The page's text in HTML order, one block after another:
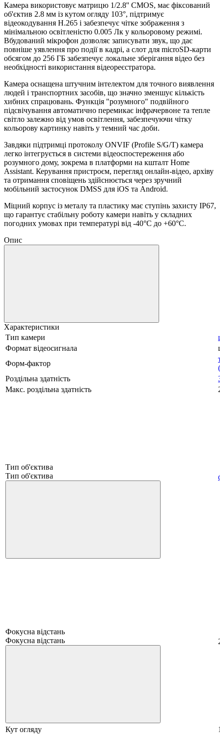
Камера використовує матрицю 1/2.8'' CMOS, має фіксований
об'єктив 2.8 мм із кутом огляду 103°, підтримує
відеокодування H.265 і забезпечує чітке зображення з
мінімальною освітленістю 0.005 Лк у кольоровому режимі.
Вбудований мікрофон дозволяє записувати звук, що дає
повніше уявлення про події в кадрі, а слот для microSD-карти
обсягом до 256 ГБ забезпечує локальне зберігання відео без
необхідності використання відеореєстратора.
Камера оснащена штучним інтелектом для точного виявлення
людей і транспортних засобів, що значно зменшує кількість
хибних спрацювань. Функція "розумного" подвійного
підсвічування автоматично перемикає інфрачервоне та тепле
світло залежно від умов освітлення, забезпечуючи чітку
кольорову картинку навіть у темний час доби.
Завдяки підтримці протоколу ONVIF (Profile S/G/T) камера
легко інтегрується в системи відеоспостереження або
розумного дому, зокрема в платформи на кшталт Home
Assistant. Керування пристроєм, перегляд онлайн-відео, архіву
та отримання сповіщень здійснюється через зручний
мобільний застосунок DMSS для iOS та Android.
Міцний корпус із металу та пластику має ступінь захисту IP67,
що гарантує стабільну роботу камери навіть у складних
погодних умовах при температурі від -40°C до +60°C.
Опис
Характеристики
Тип камери
Формат відеосигнала
Форм-фактор
Роздільна здатність
Макс. роздільна здатність
Тип об'єктива
Тип об'єктива
Фокусна відстань
Фокусна відстань
Кут огляду